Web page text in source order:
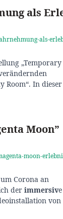
als
als-
„Temporary
Room“. In dieser
Moon”
moon-
Corona an
der immersive
von